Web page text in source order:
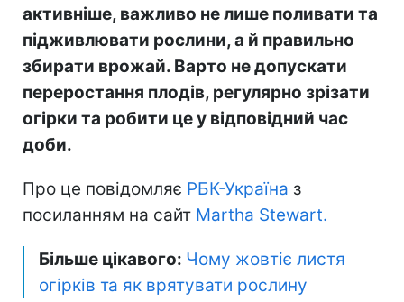
активніше, важливо не лише поливати та
підживлювати рослини, а й правильно
збирати врожай. Варто не допускати
переростання плодів, регулярно зрізати
огірки та робити це у відповідний час
доби.
Про це повідомляє РБК-Україна з
посиланням на сайт Martha Stewart.
Більше цікавого: Чому жовтіє листя
огірків та як врятувати рослину